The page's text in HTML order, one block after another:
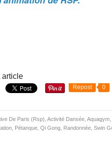
article
Repost 0
De Paris (Rsp), Activité Dansée, Aquagym,
, Pétanque, Qi Gong, Randonnée, Swin